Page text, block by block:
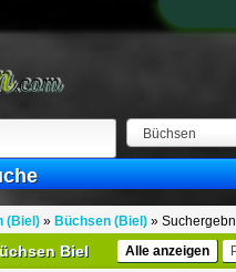
Büchsen
(Biel)» Büchsen (Biel)»
Biel Alle anzeigen